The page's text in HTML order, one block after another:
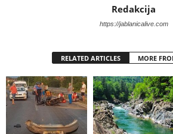
Redakcija
https://jablanicalive.com
RELATED ARTICLES MORE